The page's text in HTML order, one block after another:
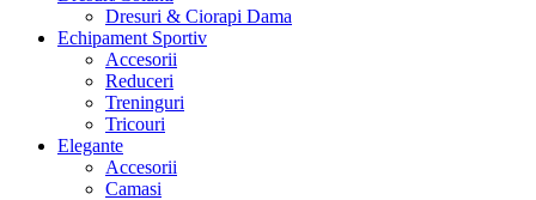
Dresuri & Ciorapi Dama
Echipament Sportiv
Accesorii
Reduceri
Treninguri
Tricouri
Elegante
Accesorii
Camasi